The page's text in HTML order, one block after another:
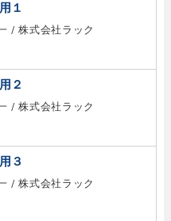
１
/ 株式会社ラック
２
/ 株式会社ラック
３
/ 株式会社ラック